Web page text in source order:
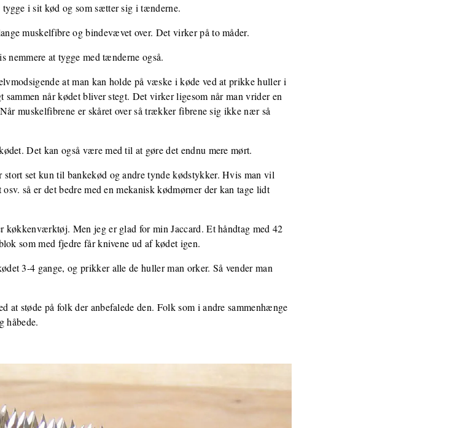
i sit kød og som sætter sig i tænderne.
muskelfibre og bindevævet over. Det virker på to måder.
nemmere at tygge med tænderne også.
at man kan holde på væske i køde ved at prikke huller i
når kødet bliver stegt. Det virker ligesom når man vrider en
muskelfibrene er skåret over så trækker fibrene sig ikke nær så
Det kan også være med til at gøre det endnu mere mørt.
set kun til bankekød og andre tynde kødstykker. Hvis man vil
så er det bedre med en mekanisk kødmørner der kan tage lidt
køkkenværktøj. Men jeg er glad for min Jaccard. Et håndtag med 42
som med fjedre får knivene ud af kødet igen.
3-4 gange, og prikker alle de huller man orker. Så vender man
at støde på folk der anbefalede den. Folk som i andre sammenhænge
håbede.